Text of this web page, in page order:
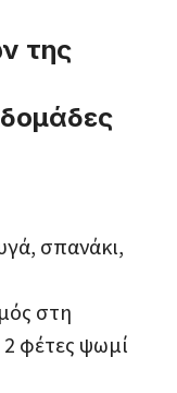
της
σπανάκι,
στη
φέτες ψωμί